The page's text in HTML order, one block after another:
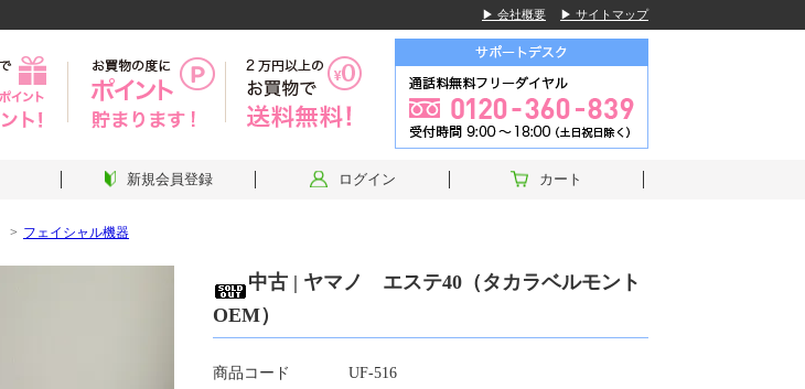
▶ 会社概要 ▶ サイトマップ
新規会員登録 ログイン カート
フェイシャル機器
中古 | ヤマノ エステ40（タカラベルモント
OEM）
商品コード UF-516